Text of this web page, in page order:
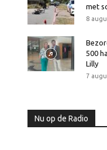
met
8
500
Lilly
7
Nu op de Radio